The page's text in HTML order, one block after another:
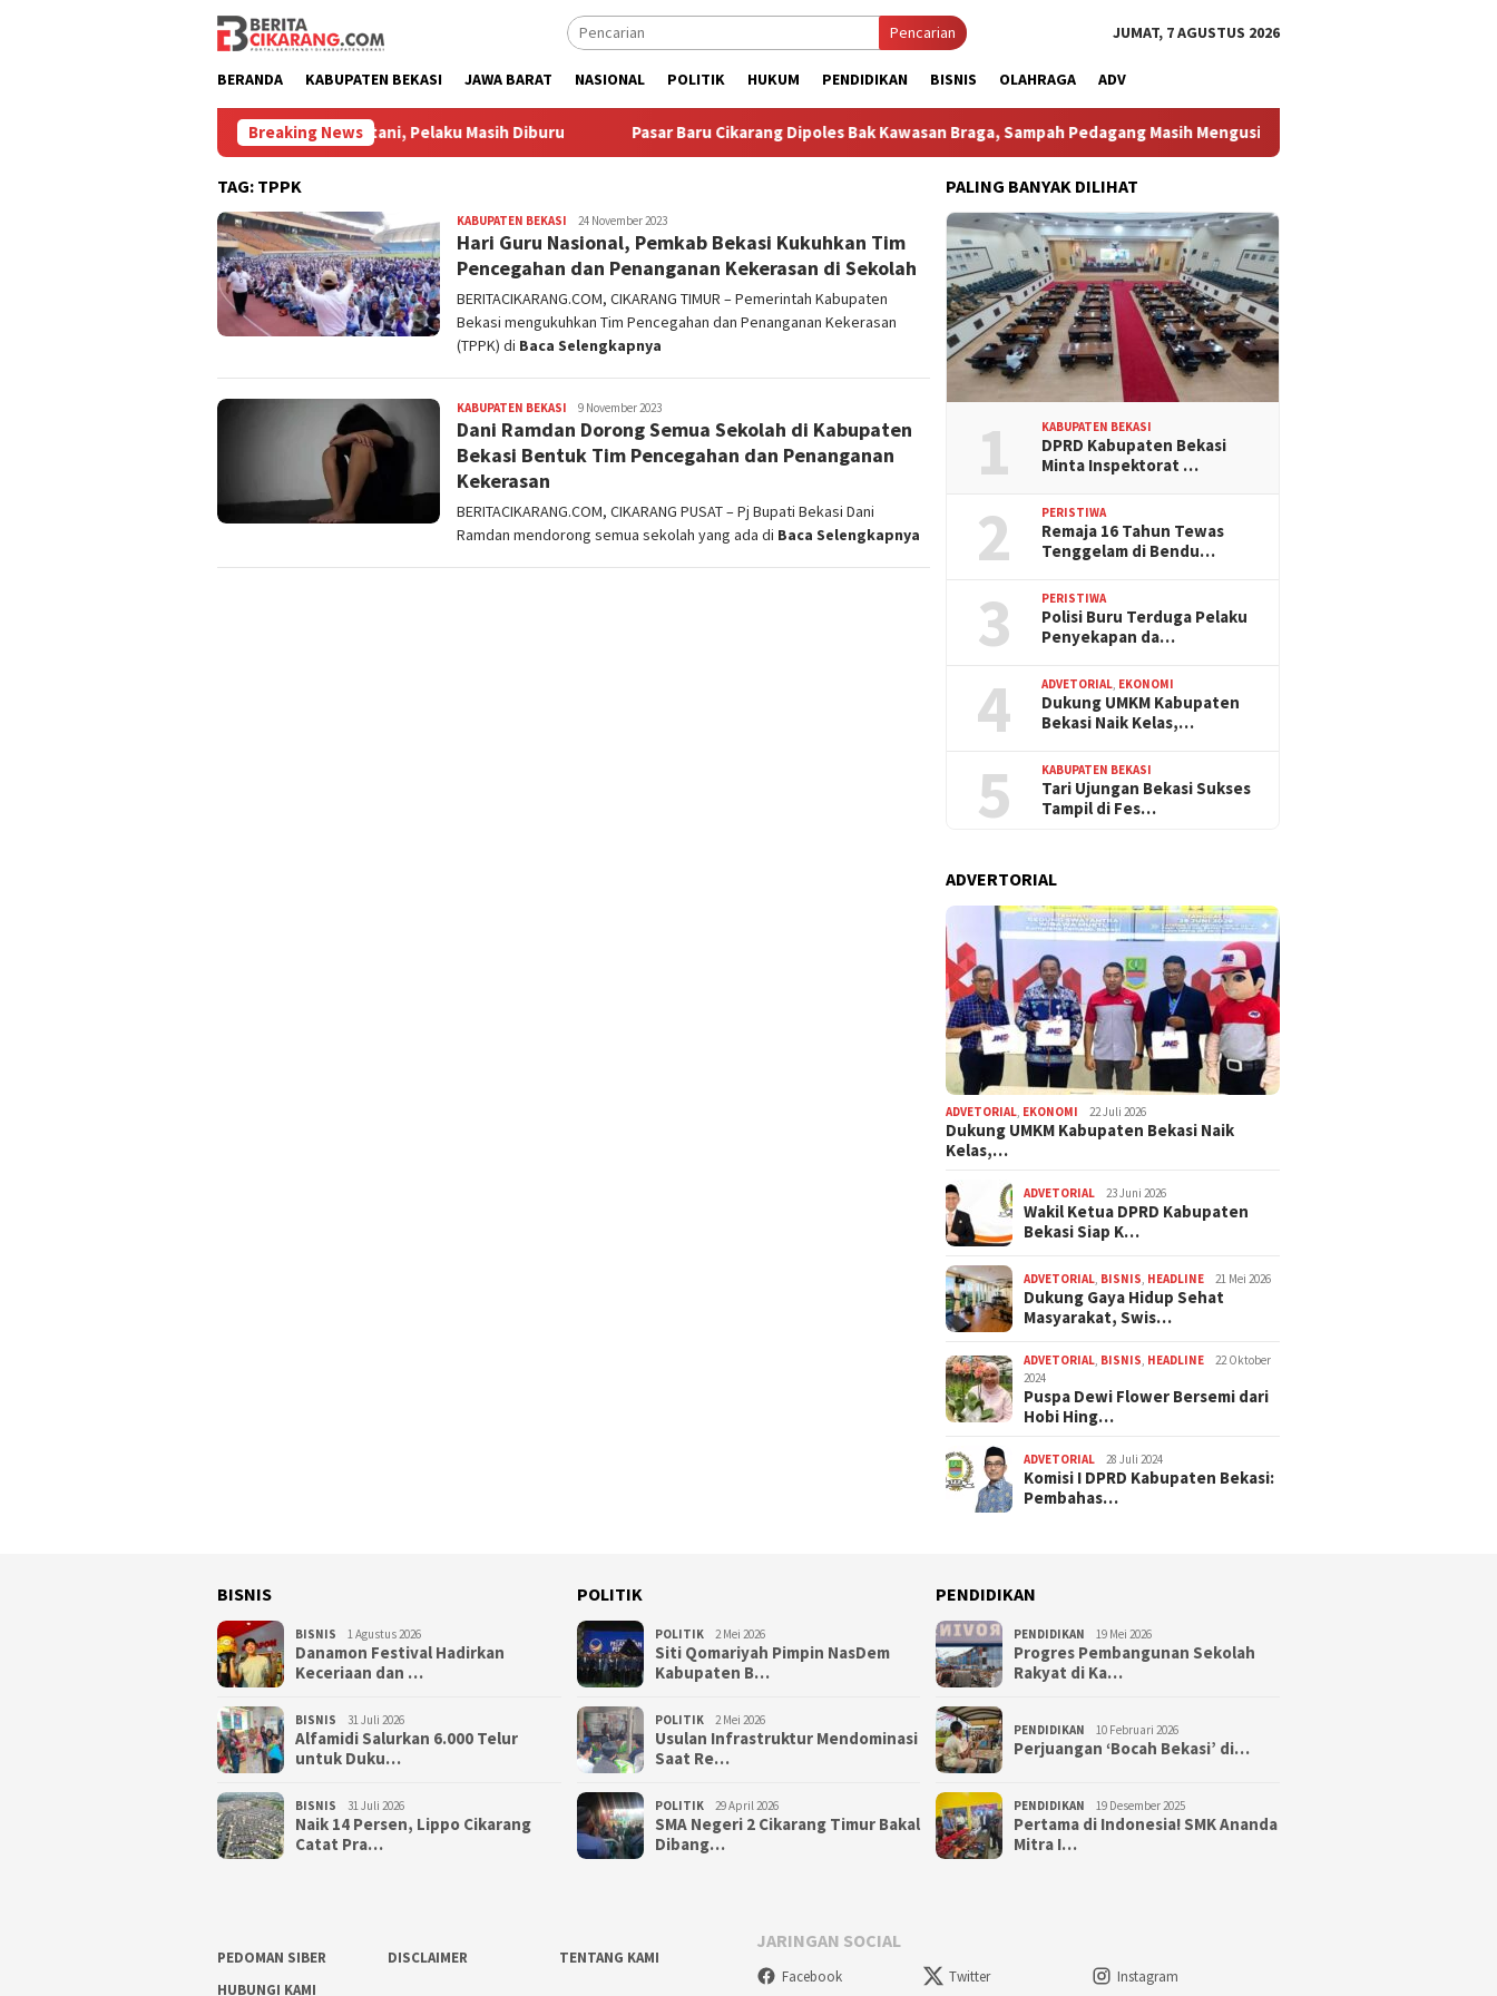
Pencarian JUMAT, 7 AGUSTUS 2026
BERANDA KABUPATEN BEKASI JAWA BARAT NASIONAL POLITIK HUKUM PENDIDIKAN BISNIS OLAHRAGA ADV
Breaking News
Penipuan Lowongan Kerja di Sukatani, Pelaku Masih Diburu Pasar Baru Cikarang Dipoles Bak Kawasan Braga, Sampah Pedagang Masih Mengusik
TAG: TPPK
KABUPATEN BEKASI admin
24 November 2023
Hari Guru Nasional, Pemkab Bekasi Kukuhkan Tim
Pencegahan dan Penanganan Kekerasan di Sekolah
BERITACIKARANG.COM, CIKARANG TIMUR – Pemerintah Kabupaten
Bekasi mengukuhkan Tim Pencegahan dan Penanganan Kekerasan
(TPPK) di Baca Selengkapnya
KABUPATEN BEKASI admin
9 November 2023
Dani Ramdan Dorong Semua Sekolah di Kabupaten
Bekasi Bentuk Tim Pencegahan dan Penanganan
Kekerasan
BERITACIKARANG.COM, CIKARANG PUSAT – Pj Bupati Bekasi Dani
Ramdan mendorong semua sekolah yang ada di Baca Selengkapnya
PALING BANYAK DILIHAT
1 KABUPATEN BEKASI
DPRD Kabupaten Bekasi
Minta Inspektorat …
2 PERISTIWA
Remaja 16 Tahun Tewas
Tenggelam di Bendu…
3 PERISTIWA
Polisi Buru Terduga Pelaku
Penyekapan da…
4 ADVETORIAL EKONOMI
Dukung UMKM Kabupaten
Bekasi Naik Kelas,…
5 KABUPATEN BEKASI
Tari Ujungan Bekasi Sukses
Tampil di Fes…
ADVERTORIAL
ADVETORIAL EKONOMI 22 Juli 2026
Dukung UMKM Kabupaten Bekasi Naik
Kelas,…
ADVETORIAL 23 Juni 2026
Wakil Ketua DPRD Kabupaten
Bekasi Siap K…
ADVETORIAL BISNIS HEADLINE 21 Mei 2026
Dukung Gaya Hidup Sehat
Masyarakat, Swis…
ADVETORIAL BISNIS HEADLINE
22 Oktober
2024
Puspa Dewi Flower Bersemi dari
Hobi Hing…
ADVETORIAL 28 Juli 2024
Komisi I DPRD Kabupaten Bekasi:
Pembahas…
BISNIS
BISNIS 1 Agustus 2026
Danamon Festival Hadirkan
Keceriaan dan …
BISNIS 31 Juli 2026
Alfamidi Salurkan 6.000 Telur
untuk Duku…
BISNIS 31 Juli 2026
Naik 14 Persen, Lippo Cikarang
Catat Pra…
POLITIK
POLITIK 2 Mei 2026
Siti Qomariyah Pimpin NasDem
Kabupaten B…
POLITIK 2 Mei 2026
Usulan Infrastruktur Mendominasi
Saat Re…
POLITIK 29 April 2026
SMA Negeri 2 Cikarang Timur Bakal
Dibang…
PENDIDIKAN
PENDIDIKAN 19 Mei 2026
Progres Pembangunan Sekolah
Rakyat di Ka…
PENDIDIKAN 10 Februari 2026
Perjuangan ‘Bocah Bekasi’ di…
PENDIDIKAN 19 Desember 2025
Pertama di Indonesia! SMK Ananda
Mitra I…
PEDOMAN SIBER DISCLAIMER
TENTANG KAMI
HUBUNGI KAMI
JARINGAN SOCIAL
Facebook Twitter Instagram